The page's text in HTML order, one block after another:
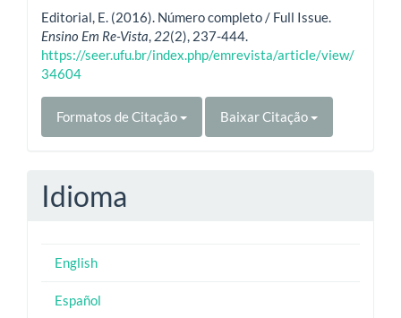
Editorial, E. (2016). Número completo / Full Issue.
Ensino Em Re-Vista 22(2), 237-444.
https://seer.ufu.br/index.php/emrevista/article/view/
34604
Formatos de Citação Baixar Citação
Idioma
English
Español